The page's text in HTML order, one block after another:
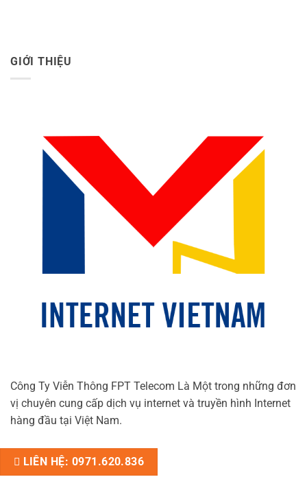
GIỚI THIỆU
Công Ty Viễn Thông FPT Telecom Là Một trong những đơn
vị chuyên cung cấp dịch vụ internet và truyền hình Internet
hàng đầu tại Việt Nam.
LIÊN HỆ: 0971.620.836